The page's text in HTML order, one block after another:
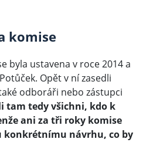
komise
byla ustavena v roce 2014 a
Opět v ní zasedli
odboráři nebo zástupci
tam tedy všichni, kdo k
ani za tři roky komise
konkrétnímu návrhu, co by